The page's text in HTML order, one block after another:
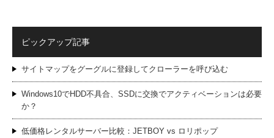
ピックアップ記事
サイトマップをグーグルに登録してクローラーを呼び込む
Windows10でHDD不具合、SSDに交換でアクティベーションは必要
か？
低価格レンタルサーバー比較：JETBOY vs ロリポップ